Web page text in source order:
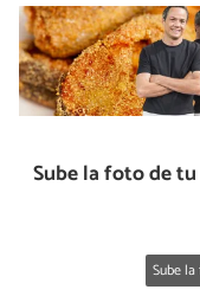
Sube la foto de tu
Sube